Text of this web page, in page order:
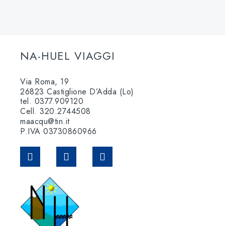
NA-HUEL VIAGGI
Via Roma, 19
26823 Castiglione D’Adda (Lo)
tel. 0377.909120
Cell. 320.2744508
maacqu@tin.it
P.IVA 03730860966